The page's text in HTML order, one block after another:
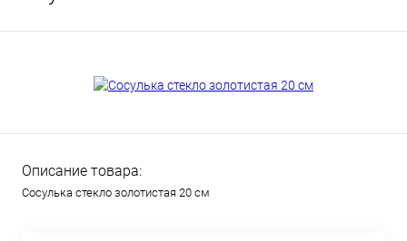
Описание товара:
Сосулька стекло золотистая 20 см